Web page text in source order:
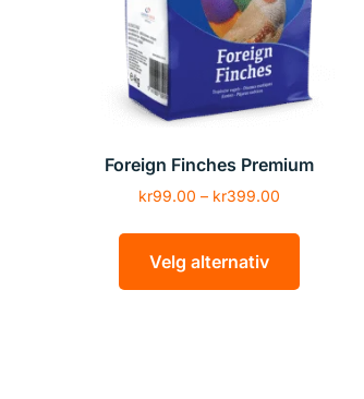
Foreign Finches Premium
kr99.00 – kr399.00
Velg alternativ